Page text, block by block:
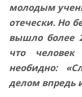
молодым
отечески. Но
вышло более
что
необидно:
делом впредь